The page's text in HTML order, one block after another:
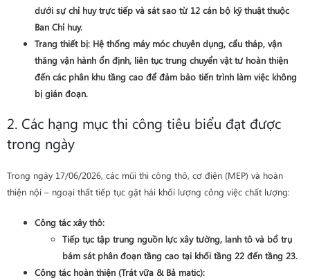
dưới sự chỉ huy trực tiếp và sát sao từ 12 cán bộ kỹ thuật thuộc
Ban Chỉ huy.
Trang thiết bị: Hệ thống máy móc chuyên dụng, cẩu tháp, vận
thăng vận hành ổn định, liên tục trung chuyển vật tư hoàn thiện
đến các phân khu tầng cao để đảm bảo tiến trình làm việc không
bị gián đoạn.
2. Các hạng mục thi công tiêu biểu đạt được
trong ngày
Trong ngày 17/06/2026, các mũi thi công thô, cơ điện (MEP) và hoàn
thiện nội – ngoại thất tiếp tục gặt hái khối lượng công việc chất lượng:
Công tác xây thô:
Tiếp tục tập trung nguồn lực xây tường, lanh tô và bổ trụ
bám sát phân đoạn tầng cao tại khối tầng 22 đến tầng 23.
Công tác hoàn thiện (Trát vữa & Bả matic):